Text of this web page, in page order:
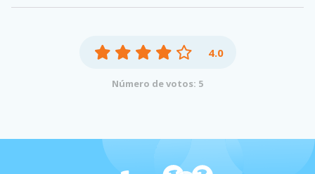
4.0
Número de votos: 5